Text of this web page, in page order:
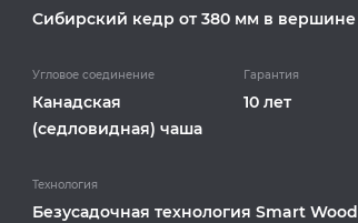
Cибирский кедр от 380 мм в вершине
Угловое соединение
Канадская
(седловидная) чаша
Гарантия
10 лет
Технология
Безусадочная технология Smart Wood